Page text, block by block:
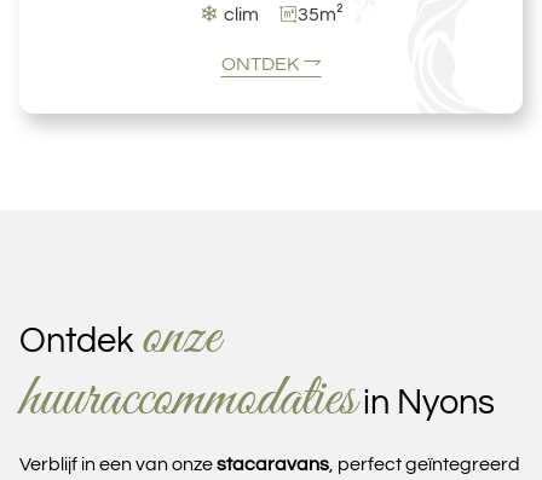
❄ clim 35m²
ONTDEK
Ontdek onze
huuraccommodatiesin Nyons
Verblijf in een van onzestacaravans , perfect geïntegreerd